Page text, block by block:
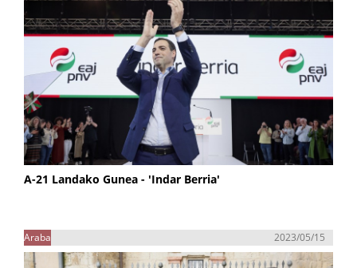
A-21 Landako Gunea - 'Indar Berria'
Araba 2023/05/15